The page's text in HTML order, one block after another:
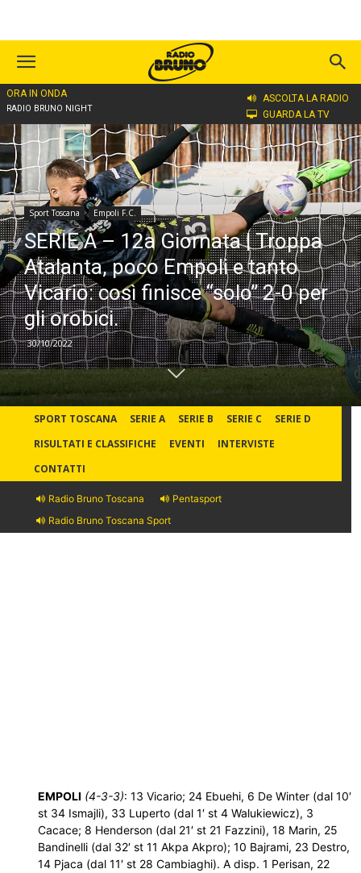
ORA IN ONDA
RADIO BRUNO NIGHT
ASCOLTA LA RADIO
GUARDA LA TV
Home
Sport Toscana Empoli F.C.
SERIE A – 12a Giornata | Troppa
Atalanta, poco Empoli e tanto
Vicario: così finisce “solo” 2-0 per
gli orobici.
30/10/2022
SPORT TOSCANA SERIE A SERIE B SERIE C
SERIE D
RISULTATI E CLASSIFICHE
EVENTI
INTERVISTE
CONTATTI
Radio Bruno Toscana
Pentasport
Radio Bruno Toscana Sport
EMPOLI (4-3-3): 13 Vicario; 24 Ebuehi, 6 De Winter (dal 10′
st 34 Ismajli), 33 Luperto (dal 1′ st 4 Walukiewicz), 3
Cacace; 8 Henderson (dal 21′ st 21 Fazzini), 18 Marin, 25
Bandinelli (dal 32′ st 11 Akpa Akpro); 10 Bajrami, 23 Destro,
14 Pjaca (dal 11′ st 28 Cambiaghi). A disp. 1 Perisan, 22